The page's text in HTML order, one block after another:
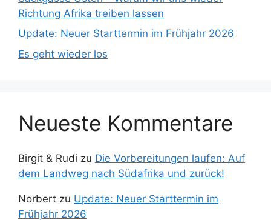
Richtung Afrika treiben lassen
Update: Neuer Starttermin im Frühjahr 2026
Es geht wieder los
Neueste Kommentare
Birgit & Rudi zu Die Vorbereitungen laufen: Auf
dem Landweg nach Südafrika und zurück!
Norbert zu Update: Neuer Starttermin im
Frühjahr 2026